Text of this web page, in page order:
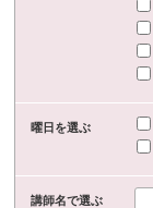
曜日を選ぶ
講師名で選ぶ